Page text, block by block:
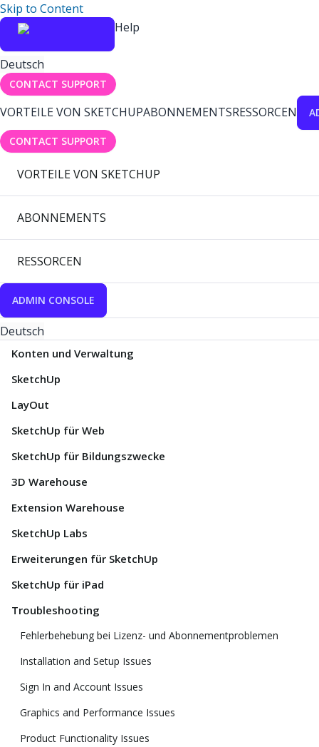
Skip to Content
Help
Deutsch
CONTACT SUPPORT
VORTEILE VON SKETCHUPABONNEMENTSRESSORCEN
CONTACT SUPPORT
VORTEILE VON SKETCHUP
ABONNEMENTS
RESSORCEN
ADMIN CONSOLE
Deutsch
Konten und Verwaltung
SketchUp
LayOut
SketchUp für Web
SketchUp für Bildungszwecke
3D Warehouse
Extension Warehouse
SketchUp Labs
Erweiterungen für SketchUp
SketchUp für iPad
Troubleshooting
Fehlerbehebung bei Lizenz- und Abonnementproblemen
Installation and Setup Issues
Sign In and Account Issues
Graphics and Performance Issues
Product Functionality Issues